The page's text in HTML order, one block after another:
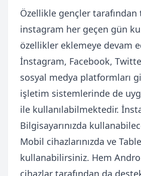
Özellikle gençler
instagram her geçen gün
özellikler eklemeye devam
İnstagram, Facebook,
sosyal medya platformları
işletim sistemlerinde de
ile kullanılabilmektedir.
Bilgisayarınızda
Mobil cihazlarınızda ve
kullanabilirsiniz. Hem
cihazlar tarafından da